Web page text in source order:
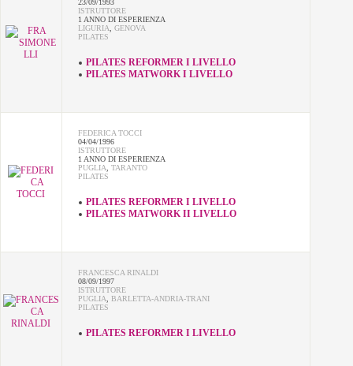
23/09/1993
ISTRUTTORE
1 ANNO DI ESPERIENZA
LIGURIA
GENOVA
PILATES
PILATES REFORMER I LIVELLO
PILATES MATWORK I LIVELLO
FEDERICA TOCCI
04/04/1996
ISTRUTTORE
1 ANNO DI ESPERIENZA
PUGLIA
TARANTO
PILATES
PILATES REFORMER I LIVELLO
PILATES MATWORK II LIVELLO
FRANCESCA RINALDI
08/09/1997
ISTRUTTORE
PUGLIA
BARLETTA-ANDRIA-TRANI
PILATES
PILATES REFORMER I LIVELLO